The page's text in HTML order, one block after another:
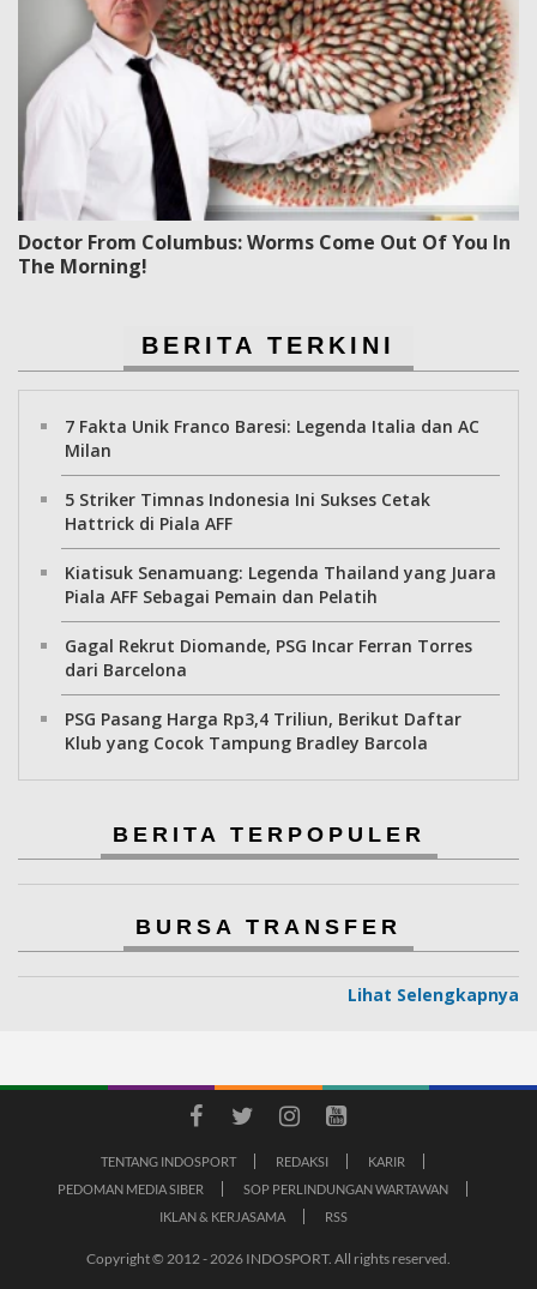
Doctor From Columbus: Worms Come Out Of You In
The Morning!
BERITA TERKINI
7 Fakta Unik Franco Baresi: Legenda Italia dan AC
Milan
5 Striker Timnas Indonesia Ini Sukses Cetak
Hattrick di Piala AFF
Kiatisuk Senamuang: Legenda Thailand yang Juara
Piala AFF Sebagai Pemain dan Pelatih
Gagal Rekrut Diomande, PSG Incar Ferran Torres
dari Barcelona
PSG Pasang Harga Rp3,4 Triliun, Berikut Daftar
Klub yang Cocok Tampung Bradley Barcola
BERITA TERPOPULER
BURSA TRANSFER
Lihat Selengkapnya
TENTANG INDOSPORT REDAKSI
KARIR
PEDOMAN MEDIA SIBER
SOP PERLINDUNGAN WARTAWAN
IKLAN & KERJASAMA
RSS
Copyright © 2012 - 2026 INDOSPORT. All rights reserved.